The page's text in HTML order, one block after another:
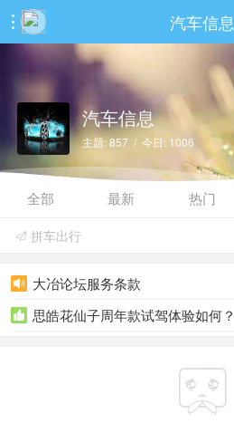
 汽车信息
汽车信息
主题: 857 / 今日: 1006
全部 最新 热门
 拼车出行
 大冶论坛服务条款
 思皓花仙子周年款试驾体验如何？
